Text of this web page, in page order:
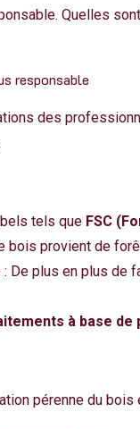
Quelles
responsable
des
tels que FSC
bois provient de
: De plus en plus de
à base de
pérenne du bois